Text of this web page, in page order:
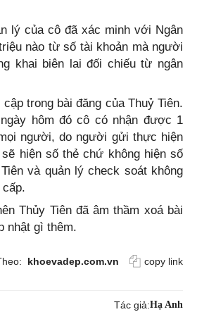
lý của cô đã xác minh với Ngân
nào từ số tài khoản mà người
khai biên lai đối chiếu từ ngân
trong bài đăng của Thuỷ Tiên.
hôm đó cô có nhận được 1
người, do người gửi thực hiện
hiện số thẻ chứ không hiện số
và quản lý check soát không
Thủy Tiên đã âm thầm xoá bài
nhật gì thêm.
khoevadep.com.vn copy link
Tác giả:Hạ Anh